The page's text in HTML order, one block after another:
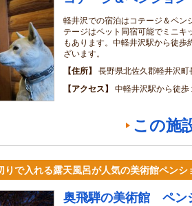
軽井沢での宿泊はコテージ＆ペン
テージはペット同宿可能でミニキ
もあります。中軽井沢駅から徒歩
ざいます。
住所
長野県北佐久郡軽井沢町
アクセス
中軽井沢駅から徒歩
この施
りで入れる露天風呂が人気の美術館ペンシ
奥飛騨の美術館 ペン